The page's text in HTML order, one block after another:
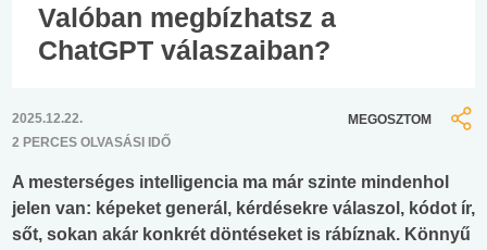
Valóban megbízhatsz a
ChatGPT válaszaiban?
2025.12.22.
2 PERCES OLVASÁSI IDŐ
MEGOSZTOM
A mesterséges intelligencia ma már szinte mindenhol
jelen van: képeket generál, kérdésekre válaszol, kódot ír,
sőt, sokan akár konkrét döntéseket is rábíznak. Könnyű